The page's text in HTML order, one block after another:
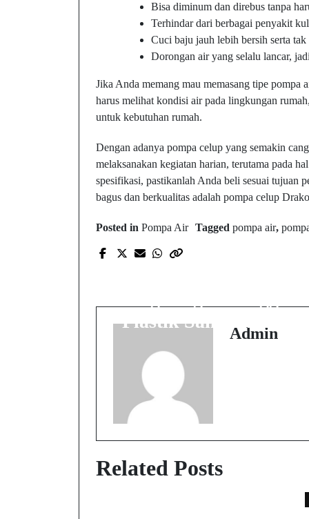
Bisa diminum dan direbus tanpa
Terhindar dari berbagai penyakit
Cuci baju jauh lebih bersih serta
Dorongan air yang selalu lancar,
Jika Anda memang mau memasang tipe pompa
harus melihat kondisi air pada lingkungan
untuk kebutuhan rumah.
Dengan adanya pompa celup yang semakin
melaksanakan kegiatan harian, terutama pada
spesifikasi, pastikanlah Anda beli sesuai tujuan
bagus dan berkualitas adalah pompa celup
Posted in Pompa Air Tagged pompa air,
Plastik Sampah Hitam
Admin
Related Posts